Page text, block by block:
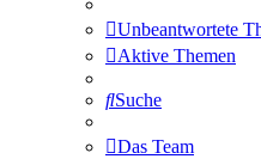
Unbeantwortete
Aktive Themen
Suche
Das Team